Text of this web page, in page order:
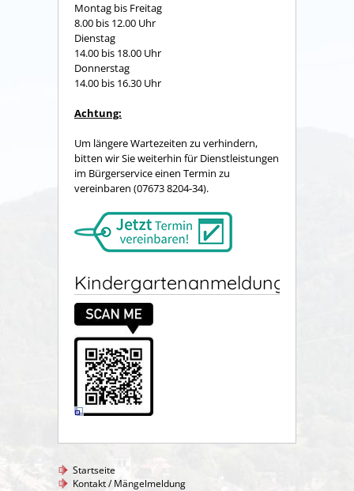
Montag bis Freitag
8.00 bis 12.00 Uhr
Dienstag
14.00 bis 18.00 Uhr
Donnerstag
14.00 bis 16.30 Uhr
Achtung:
Um längere Wartezeiten zu verhindern,
bitten wir Sie weiterhin für Dienstleistungen
im Bürgerservice einen Termin zu
vereinbaren (07673 8204-34).
Kindergartenanmeldung
Startseite
Kontakt / Mängelmeldung